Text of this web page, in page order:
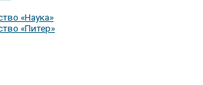
«Наука»
«Питер»